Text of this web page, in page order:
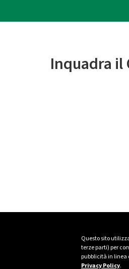
Questo sito
terze parti) per
pubblicità in linea
Privacy Policy.
Inquadra il